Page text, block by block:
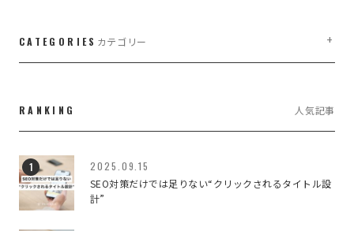
CATEGORIES カテゴリー
WEB・WEBブランディング 7
WEBのこと
イベント 2
RANKING 人気記事
2025.09.15
SEO対策だけでは足りない“クリックされるタイトル設
計”